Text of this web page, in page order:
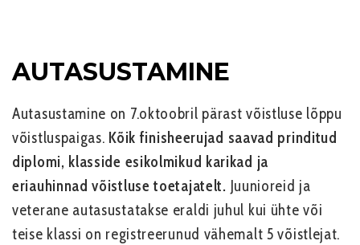
AUTASUSTAMINE
Autasustamine on 7.oktoobril pärast võistluse lõppu
võistluspaigas. Kõik finisheerujad saavad prinditud
diplomi, klasside esikolmikud karikad ja
eriauhinnad võistluse toetajatelt. Juunioreid ja
veterane autasustatakse eraldi juhul kui ühte või
teise klassi on registreerunud vähemalt 5 võistlejat.